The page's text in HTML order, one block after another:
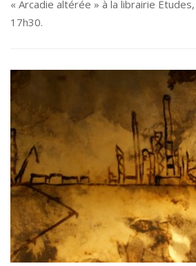
« Arcadie altérée » à la librairie
17h30.